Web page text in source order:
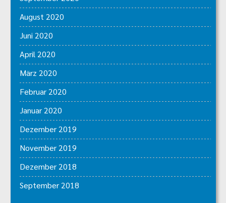
August 2020
Juni 2020
April 2020
März 2020
Februar 2020
Januar 2020
Dezember 2019
November 2019
Dezember 2018
September 2018